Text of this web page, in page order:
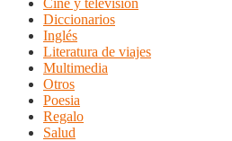
Cine y televisión
Diccionarios
Inglés
Literatura de viajes
Multimedia
Otros
Poesia
Regalo
Salud